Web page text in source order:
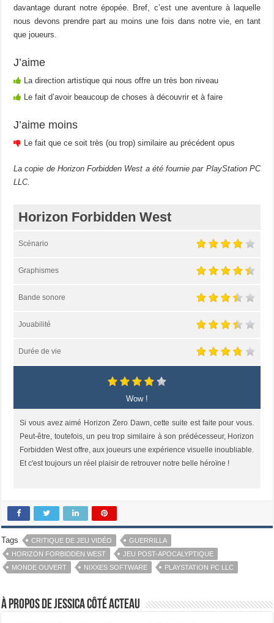
davantage durant notre épopée. Bref, c’est une aventure à laquelle
nous devons prendre part au moins une fois dans notre vie, en tant
que joueurs.
J’aime
La direction artistique qui nous offre un très bon niveau
Le fait d’avoir beaucoup de choses à découvrir et à faire
J’aime moins
Le fait que ce soit très (ou trop) similaire au précédent opus
La copie de Horizon Forbidden West a été fournie par PlayStation PC
LLC.
Horizon Forbidden West
Scénario
Graphismes
Bande sonore
Jouabilité
Durée de vie
Wow !
Si vous avez aimé Horizon Zero Dawn, cette suite est faite pour vous.
Peut-être, toutefois, un peu trop similaire à son prédécesseur, Horizon
Forbidden West offre, aux joueurs une expérience visuelle inoubliable.
Et c'est toujours un réel plaisir de retrouver notre belle héroïne !
Tags CRITIQUE DE JEU VIDÉO
GUERRILLA
HORIZON FORBIDDEN WEST
JEU POST-APOCALYPTIQUE
MONDE OUVERT
NIXXES SOFTWARE PLAYSTATION PC LLC
À propos de Jessica Côté Acteau